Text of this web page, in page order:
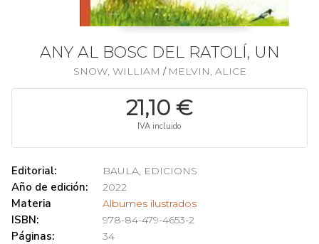
ANY AL BOSC DEL RATOLÍ, UN
SNOW, WILLIAM / MELVIN, ALICE
21,10 €
IVA incluido
Editorial: BAULA, EDICIONS
Año de edición: 2022
Materia Albumes ilustrados
ISBN: 978-84-479-4653-2
Páginas: 34